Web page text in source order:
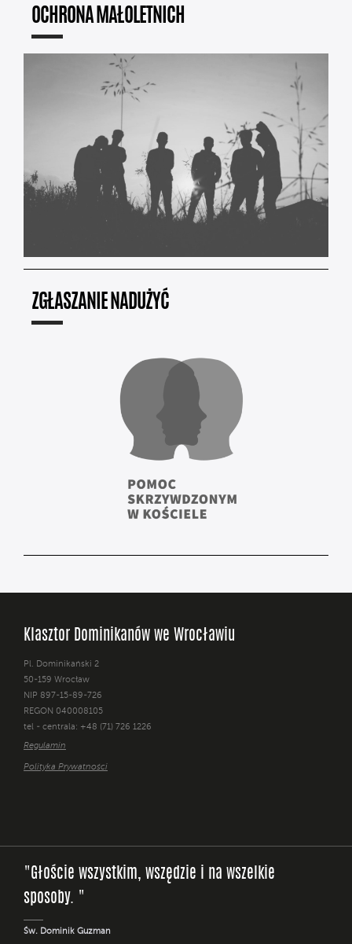
OCHRONA MAŁOLETNICH
ZGŁASZANIE NADUŻYĆ
Klasztor Dominikanów we Wrocławiu
Pl. Dominikański 2
50-159 Wrocław
NIP 897-15-89-726
REGON 040008105
tel - centrala: +48 (71) 726 1226
Regulamin
Polityka Prywatności
"Głoście wszystkim, wszędzie i na wszelkie
sposoby. "
Św. Dominik Guzman